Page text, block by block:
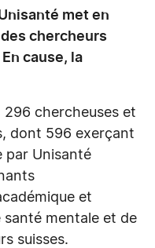
met en
chercheurs
cause, la
296 chercheuses et
dont 596 exerçant
par Unisanté
et
santé mentale et de
suisses.